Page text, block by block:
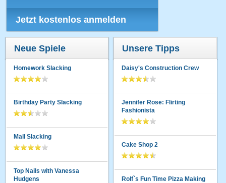
Jetzt kostenlos anmelden
Neue Spiele
Homework Slacking
Birthday Party Slacking
Mall Slacking
Top Nails with Vanessa
Hudgens
Unsere Tipps
Daisy's Construction Crew
Jennifer Rose: Flirting
Fashionista
Cake Shop 2
Rolf`s Fun Time Pizza Making